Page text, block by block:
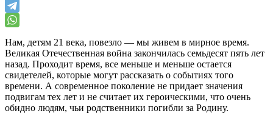
Нам, детям 21 века, повезло — мы живем в мирное время.
Великая Отечественная война закончилась семьдесят пять лет
назад. Проходит время, все меньше и меньше остается
свидетелей, которые могут рассказать о событиях того
времени. А современное поколение не придает значения
подвигам тех лет и не считает их героическими, что очень
обидно людям, чьи родственники погибли за Родину.